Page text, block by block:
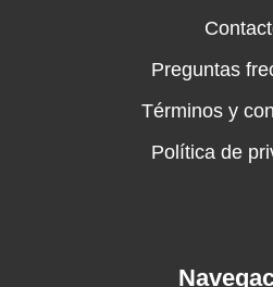
Preguntas
Términos y
Política de